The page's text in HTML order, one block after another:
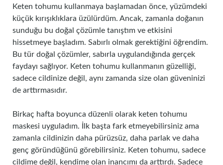
Keten tohumu kullanmaya başlamadan önce, yüzümdeki
küçük kırışıklıklara üzülürdüm. Ancak, zamanla doğanın
sunduğu bu doğal çözümle tanıştım ve etkisini
hissetmeye başladım. Sabırlı olmak gerektiğini öğrendim.
Bu tür doğal çözümler, sabırla uygulandığında gerçek
faydayı sağlıyor. Keten tohumu kullanmanın güzelliği,
sadece cildinize değil, aynı zamanda size olan güveninizi
de arttırmasıdır.
Birkaç hafta boyunca düzenli olarak keten tohumu
maskesi uyguladım. İlk başta fark etmeyebilirsiniz ama
zamanla cildinizin daha pürüzsüz, daha parlak ve daha
genç göründüğünü görebilirsiniz. Keten tohumu, sadece
cildime değil, kendime olan inancımı da arttırdı. Sadece